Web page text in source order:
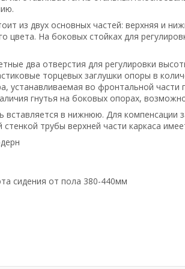
из двух основных частей: верхняя и
цвета. На боковых стойках для
два отверстия для регулировки
торцевых заглушки опоры в
устанавливаемая во фронтальной
гнутья на боковых опорах,
вставляется в нижнюю. Для компенсации
трубы верхней части каркаса
сидения от пола 380-440мм